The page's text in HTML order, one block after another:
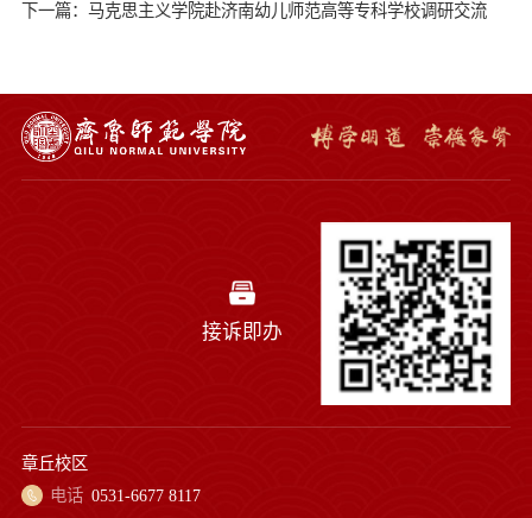
下一篇：马克思主义学院赴济南幼儿师范高等专科学校调研交流
接诉即办
章丘校区
电话 0531-6677 8117